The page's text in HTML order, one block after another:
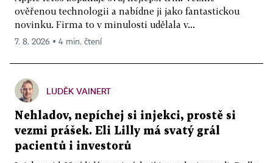
ověřenou technologii a nabídne ji jako fantastickou
novinku. Firma to v minulosti udělala v...
7. 8. 2026 ▪ 4 min. čtení
LUDĚK VAINERT
Nehladov, nepíchej si injekci, prostě si
vezmi prášek. Eli Lilly má svatý grál
pacientů i investorů